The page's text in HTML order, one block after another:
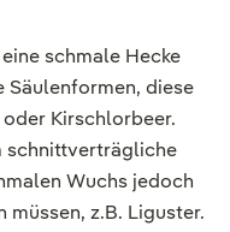
schmale Hecke
diese
Kirschlorbeer.
schnittverträgliche
Wuchs jedoch
z.B. Liguster.